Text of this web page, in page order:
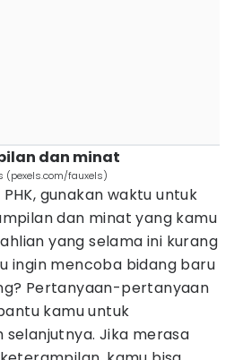
dan minat
fauxels)
gunakan waktu untuk
dan minat yang kamu
yang selama ini kurang
ingin mencoba bidang baru
Pertanyaan-pertanyaan
kamu untuk
Jika merasa